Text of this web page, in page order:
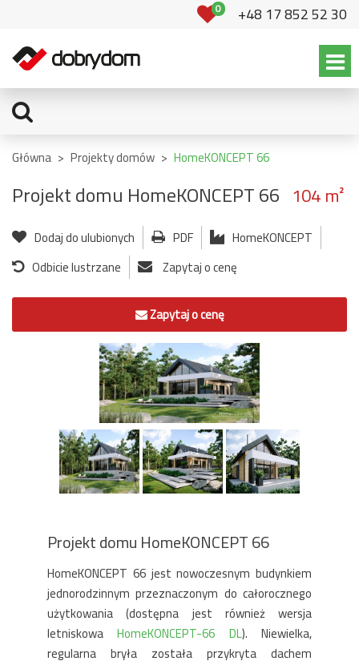
0 +48 17 852 52 30
Główna > Projekty domów > HomeKONCEPT 66
Projekt domu HomeKONCEPT 66 104 m²
Dodaj do ulubionych PDF
HomeKONCEPT
Odbicie lustrzane
Zapytaj o cenę
Zapytaj o cenę
Projekt domu HomeKONCEPT 66
HomeKONCEPT 66 jest nowoczesnym budynkiem
jednorodzinnym przeznaczonym do całorocznego
użytkowania (dostępna jest również wersja
letniskowaHomeKONCEPT-66 DL). Niewielka,
regularna bryła została przykryta dachem